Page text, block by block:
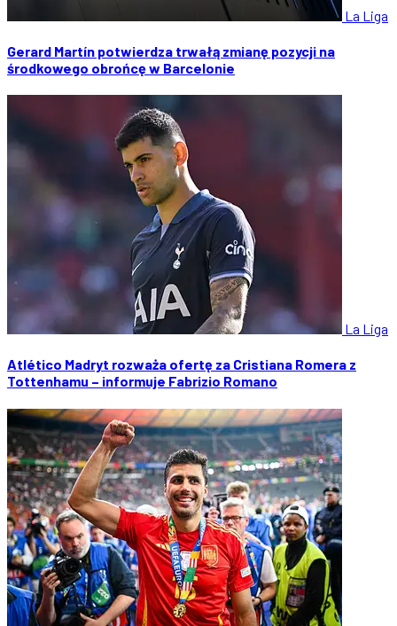
La Liga
Gerard Martín potwierdza trwałą zmianę pozycji na
środkowego obrońcę w Barcelonie
La Liga
Atlético Madryt rozważa ofertę za Cristiana Romera z
Tottenhamu – informuje Fabrizio Romano